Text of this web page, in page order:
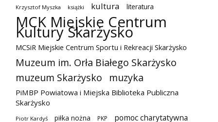
Krzysztof Myszka książki kultura literatura
MCK Miejskie Centrum
Kultury Skarżysko
MCSiR Miejskie Centrum Sportu i Rekreacji Skarżysko
Muzeum im. Orła Białego Skarżysko
muzeum Skarżysko
muzyka
PiMBP Powiatowa i Miejska Biblioteka Publiczna
Skarżysko
Piotr Kardyś piłka nożna PKP
pomoc charytatywna